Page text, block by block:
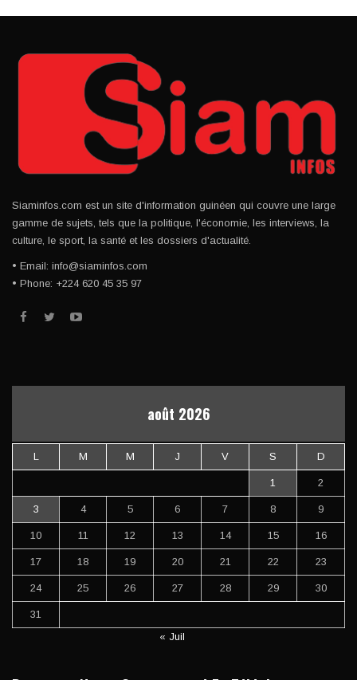
Siaminfos.com est un site d'information guinéen qui couvre une large
gamme de sujets, tels que la politique, l'économie, les interviews, la
culture, le sport, la santé et les dossiers d'actualité.
• Email: info@siaminfos.com
• Phone: +224 620 45 35 97
août 2026
L M M J V S D
1 2
3 4 5 6 7 8 9
10 11 12 13 14 15 16
17 18 19 20 21 22 23
24 25 26 27 28 29 30
31
« Juil